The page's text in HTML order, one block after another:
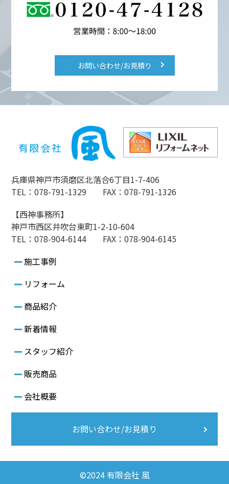
お問い合わせ/お見積り
兵庫県神戸市須磨区北落合6丁目1-7-406
TEL：078-791-1329 FAX：078-791-1326
【西神事務所】
神戸市西区井吹台東町1-2-10-604
TEL：078-904-6144 FAX：078-904-6145
施工事例
リフォーム
商品紹介
新着情報
スタッフ紹介
販売商品
会社概要
お問い合わせ/お見積り
©2024 有限会社 風